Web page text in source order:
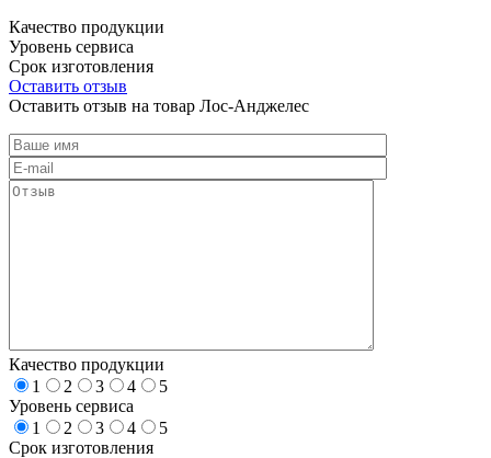
Качество продукции
Уровень сервиса
Срок изготовления
Оставить отзыв
Оставить отзыв на товар Лос-Анджелес
Качество продукции
1
2 3 4
5
Уровень сервиса
1
2 3 4
5
Срок изготовления